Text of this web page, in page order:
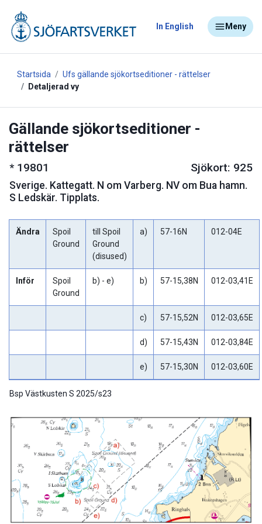
In English Meny
Startsida
Ufs gällande sjökortseditioner - rättelser
Detaljerad vy
Gällande sjökortseditioner -
rättelser
* 19801 Sjökort: 925
Sverige. Kattegatt. N om Varberg. NV om Bua hamn.
S Ledskär. Tipplats.
Ändra
Spoil
Ground
till Spoil
Ground
(disused)
a) 57-16N 012-04E
Inför
Spoil
Ground
b) - e) b) 57-15,38N 012-03,41E
c) 57-15,52N 012-03,65E
d) 57-15,43N 012-03,84E
e) 57-15,30N 012-03,60E
Bsp Västkusten S 2025/s23